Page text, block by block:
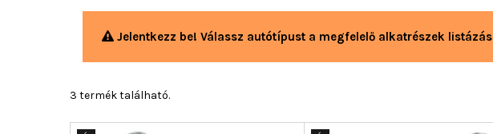
Jelentkezz be! Válassz autótípust a megfelelő alkatrészek
3 termék található.